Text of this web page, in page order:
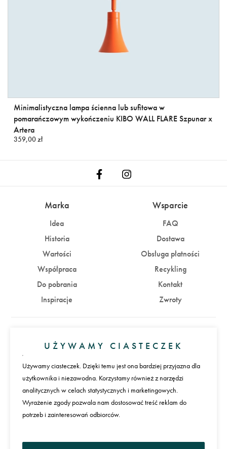
Minimalistyczna lampa ścienna lub sufitowa w
pomarańczowym wykończeniu KIBO WALL FLARE Szpunar x
Artera
359,00 zł
Marka
Idea
Historia
Wartości
Współpraca
Do pobrania
Inspiracje
Wsparcie
FAQ
Dostawa
Obsługa płatności
Recykling
Kontakt
Zwroty
Zaloguj się Załóż konto
Płatności
UŻYWAMY CIASTECZEK
Używamy ciasteczek. Dzięki temu jest ona bardziej przyjazna dla
użytkownika i niezawodna. Korzystamy również z narzędzi
analitycznych w celach statystycznych i marketingowych.
Wyrażenie zgody pozwala nam dostosować treść reklam do
potrzeb i zainteresowań odbiorców.